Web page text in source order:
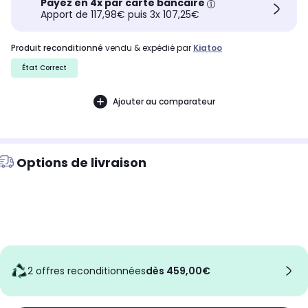
Payez en 4x par carte bancaire
Apport de 117,98€ puis 3x 107,25€
produit reconditionné vendu & expédié par Kiatoo
État Correct
Ajouter au comparateur
Options de livraison
2 offres reconditionnées dès 459,00€